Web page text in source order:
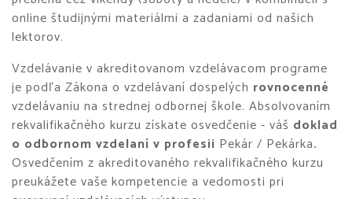
online študijnými materiálmi a zadaniami od našich
lektorov.
Vzdelávanie v akreditovanom vzdelávacom programe
je podľa Zákona o vzdelávaní dospelých rovnocenné
vzdelávaniu na strednej odbornej škole. Absolvovaním
rekvalifikačného kurzu získate osvedčenie - váš doklad
o odbornom vzdelaní v profesii Pekár / Pekárka.
Osvedčením z akreditovaného rekvalifikačného kurzu
preukážete vaše kompetencie a vedomosti pri